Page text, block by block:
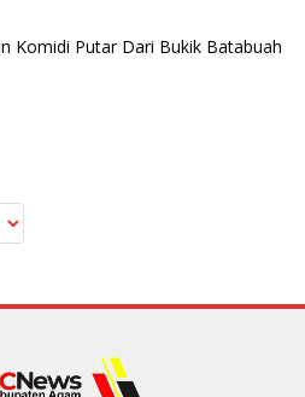
Komidi Putar Dari Bukik Batabuah